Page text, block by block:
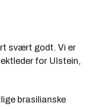
svært godt. Vi er
for Ulstein,
brasilianske